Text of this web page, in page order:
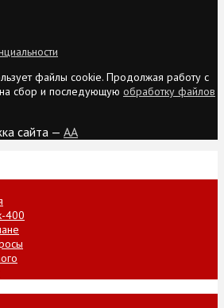
файлы cookie. Продолжая работу с
сбор и последующую обработку файлов
сайта — AA
400